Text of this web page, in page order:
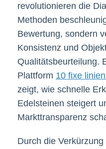
revolutionieren die
Methoden
Bewertung, sondern
Konsistenz und
Qualitätsbeurteilung.
Plattform 10 fixe
zeigt, wie schnelle
Edelsteinen steigert
Markttransparenz
Durch die